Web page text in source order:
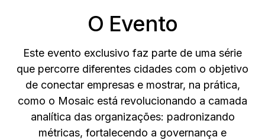
O Evento
Este evento exclusivo faz parte de uma série
que percorre diferentes cidades com o objetivo
de conectar empresas e mostrar, na prática,
como o Mosaic está revolucionando a camada
analítica das organizações: padronizando
métricas, fortalecendo a governança e